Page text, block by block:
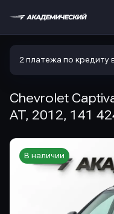
2 платежа по кредиту
Chevrolet
AT, 2012, 141
В наличии